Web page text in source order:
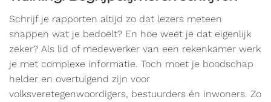
Schrijf je rapporten altijd zo dat lezers meteen
snappen wat je bedoelt? En hoe weet je dat eigenlijk
zeker? Als lid of medewerker van een rekenkamer werk
je met complexe informatie. Toch moet je boodschap
helder en overtuigend zijn voor
volksveretegenwoordigers, bestuurders én inwoners. Zo